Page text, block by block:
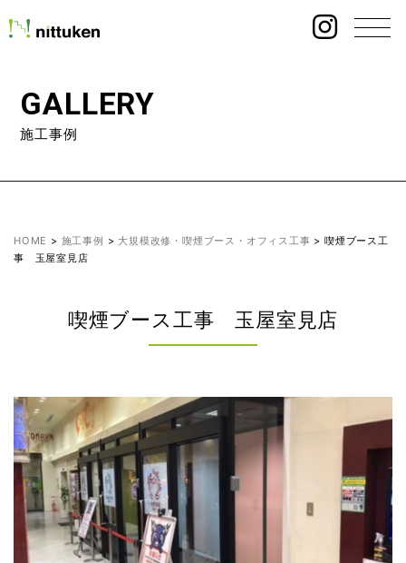
GALLERY
施工事例
HOME > 施工事例 >大規模改修・喫煙ブース・オフィス工事 >喫煙ブース工
事 玉屋室見店
喫煙ブース工事 玉屋室見店